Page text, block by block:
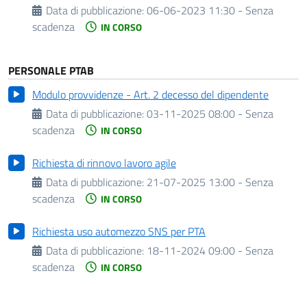
Data di pubblicazione:06-06-2023 11:30 - Senza
scadenza
IN CORSO
PERSONALE PTAB
Modulo provvidenze - Art. 2 decesso del dipendente
Data di pubblicazione:03-11-2025 08:00 - Senza
scadenza
IN CORSO
Richiesta di rinnovo lavoro agile
Data di pubblicazione: 21-07-2025 13:00 - Senza
scadenza
IN CORSO
Richiesta uso automezzo SNS per PTA
Data di pubblicazione: 18-11-2024 09:00 - Senza
scadenza
IN CORSO